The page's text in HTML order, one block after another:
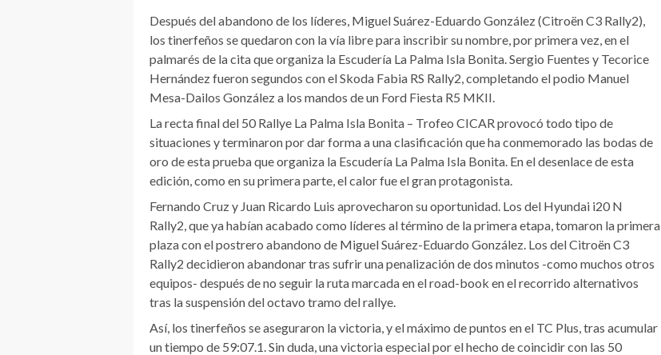
Después del abandono de los líderes, Miguel Suárez-Eduardo González (Citroën C3 Rally2),
los tinerfeños se quedaron con la vía libre para inscribir su nombre, por primera vez, en el
palmarés de la cita que organiza la Escudería La Palma Isla Bonita. Sergio Fuentes y Tecorice
Hernández fueron segundos con el Skoda Fabia RS Rally2, completando el podio Manuel
Mesa-Dailos González a los mandos de un Ford Fiesta R5 MKII.
La recta final del 50 Rallye La Palma Isla Bonita – Trofeo CICAR provocó todo tipo de
situaciones y terminaron por dar forma a una clasificación que ha conmemorado las bodas de
oro de esta prueba que organiza la Escudería La Palma Isla Bonita. En el desenlace de esta
edición, como en su primera parte, el calor fue el gran protagonista.
Fernando Cruz y Juan Ricardo Luis aprovecharon su oportunidad. Los del Hyundai i20 N
Rally2, que ya habían acabado como líderes al término de la primera etapa, tomaron la primera
plaza con el postrero abandono de Miguel Suárez-Eduardo González. Los del Citroën C3
Rally2 decidieron abandonar tras sufrir una penalización de dos minutos -como muchos otros
equipos- después de no seguir la ruta marcada en el road-book en el recorrido alternativos
tras la suspensión del octavo tramo del rallye.
Así, los tinerfeños se aseguraron la victoria, y el máximo de puntos en el TC Plus, tras acumular
un tiempo de 59:07.1. Sin duda, una victoria especial por el hecho de coincidir con las 50